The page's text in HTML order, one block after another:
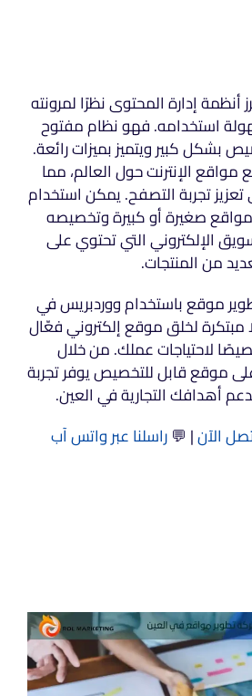
أنظمة إدارة المحتوى نظرًا لمرونته
استخدامه. فهو نظام مفتوح
بشكل كبير ويتميز بميزات رائعة.
مواقع الإنترنت حول العالم، مما
تجربة التصفح. يمكن استخدام
صغيرة أو كبيرة وتخصيصه
الإلكتروني التي تحتوي على
من المنتجات.
موقع باستخدام ووردبريس في
مبتكرة لخلق موقع إلكتروني فعّال
لاحتياجات عملك. من خلال
موقع قابل للتخصيص يوفر تجربة
أهدافك التجارية في العين.
الآن| 💬راسلنا عبر واتس آب